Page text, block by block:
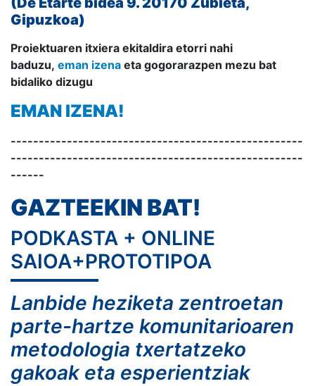
Gipuzkoa)
Proiektuaren itxiera ekitaldira etorri nahi
baduzu, eman izena eta gogorarazpen mezu bat
bidaliko dizugu
EMAN IZENA!
----------------------------------------------------
----------------------------------------------------
------
GAZTEEKIN BAT!
PODKASTA + ONLINE
SAIOA+PROTOTIPOA
Lanbide heziketa zentroetan
parte-hartze komunitarioaren
metodologia txertatzeko
gakoak eta esperientziak